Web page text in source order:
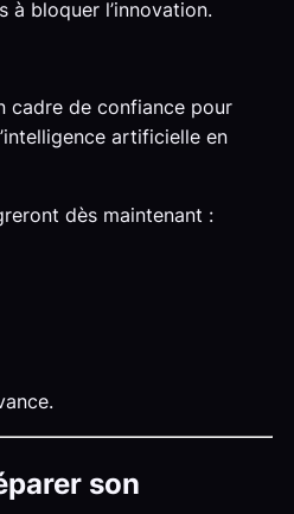
à bloquer l’innovation.
cadre de confiance pour
artificielle en
dès maintenant :
son